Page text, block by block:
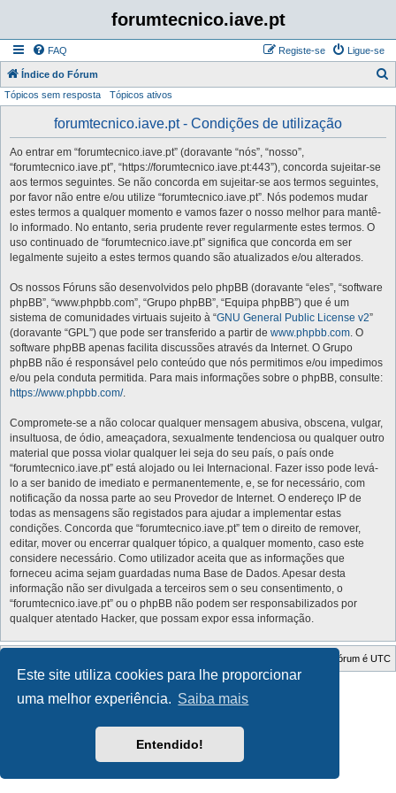
Este site utiliza cookies para lhe proporcionar
uma melhor experiência. Saiba mais
Entendido!
forumtecnico.iave.pt
FAQ Ligue-se
Registe-se
Índice do Fórum
Tópicos sem resposta Tópicos ativos
forumtecnico.iave.pt - Condições de utilização
Ao entrar em “forumtecnico.iave.pt” (doravante “nós”, “nosso”,
“forumtecnico.iave.pt”, “https://forumtecnico.iave.pt:443”), concorda sujeitar-se
aos termos seguintes. Se não concorda em sujeitar-se aos termos seguintes,
por favor não entre e/ou utilize “forumtecnico.iave.pt”. Nós podemos mudar
estes termos a qualquer momento e vamos fazer o nosso melhor para mantê-
lo informado. No entanto, seria prudente rever regularmente estes termos. O
uso continuado de “forumtecnico.iave.pt” significa que concorda em ser
legalmente sujeito a estes termos quando são atualizados e/ou alterados.
Os nossos Fóruns são desenvolvidos pelo phpBB (doravante “eles”, “software
phpBB”, “www.phpbb.com”, “Grupo phpBB”, “Equipa phpBB”) que é um
sistema de comunidades virtuais sujeito à “GNU General Public License v2”
(doravante “GPL”) que pode ser transferido a partir de www.phpbb.com. O
software phpBB apenas facilita discussões através da Internet. O Grupo
phpBB não é responsável pelo conteúdo que nós permitimos e/ou impedimos
e/ou pela conduta permitida. Para mais informações sobre o phpBB, consulte:
https://www.phpbb.com/.
Compromete-se a não colocar qualquer mensagem abusiva, obscena, vulgar,
insultuosa, de ódio, ameaçadora, sexualmente tendenciosa ou qualquer outro
material que possa violar qualquer lei seja do seu país, o país onde
“forumtecnico.iave.pt” está alojado ou lei Internacional. Fazer isso pode levá-
lo a ser banido de imediato e permanentemente, e, se for necessário, com
notificação da nossa parte ao seu Provedor de Internet. O endereço IP de
todas as mensagens são registados para ajudar a implementar estas
condições. Concorda que “forumtecnico.iave.pt” tem o direito de remover,
editar, mover ou encerrar qualquer tópico, a qualquer momento, caso este
considere necessário. Como utilizador aceita que as informações que
forneceu acima sejam guardadas numa Base de Dados. Apesar desta
informação não ser divulgada a terceiros sem o seu consentimento, o
“forumtecnico.iave.pt” ou o phpBB não podem ser responsabilizados por
qualquer atentado Hacker, que possam expor essa informação.
O Fuso Horário do Fórum é UTC
Style Developer by © GTA game
Desenvolvido porphpBB
® Forum Software © phpBB Limited
Privacidade|Termos